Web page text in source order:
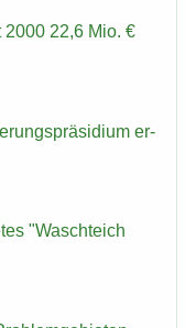
22,6 Mio. €
er­
"Wasch­teich